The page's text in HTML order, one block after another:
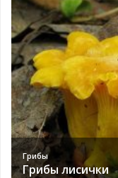
Грибы
Грибы лисички